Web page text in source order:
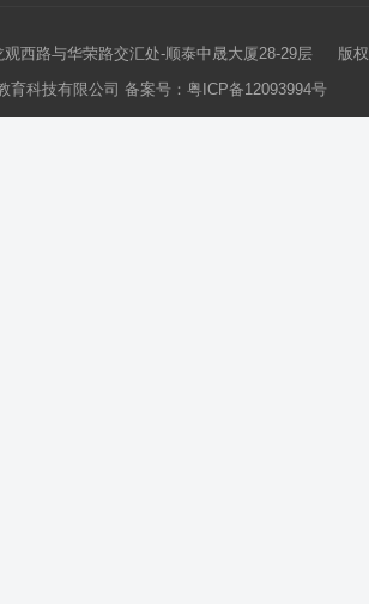
观西路与华荣路交汇处-顺泰中晟大厦28-29层 版权
育科技有限公司 备案号： 粤ICP备12093994号